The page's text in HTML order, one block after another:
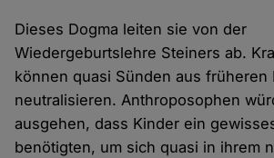
Dieses Dogma leiten sie von der
Wiedergeburtslehre Steiners ab.
können quasi Sünden aus früheren
neutralisieren. Anthroposophen
ausgehen, dass Kinder ein
benötigten, um sich quasi in ihrem